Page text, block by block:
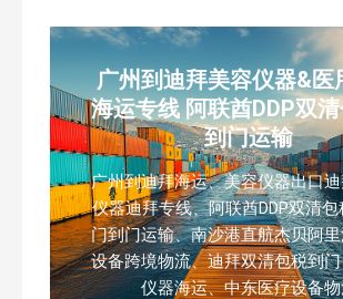
广州到迪拜美容仪器&医
海运专线 阿联酋DDP双
到门运输
广州到迪拜海运、美容仪器出口
仪器迪拜专线、阿联酋DDP双清
门到门运输、南沙港直航杰贝阿
设备跨境物流、迪拜双清包税到
仪器海运、中东医疗设备